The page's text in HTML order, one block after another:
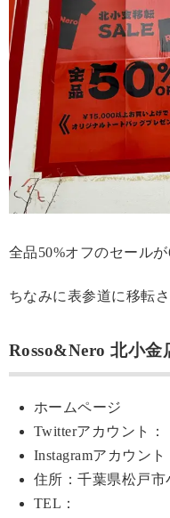
全品50%オフのセール
ちなみに表参道に移転
Rosso&Nero 北小金
ホームページ
Twitterアカウント：
Instagramアカウント
住所：千葉県松戸
TEL：